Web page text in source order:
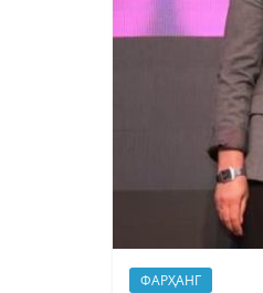
ФАРҲАНГ